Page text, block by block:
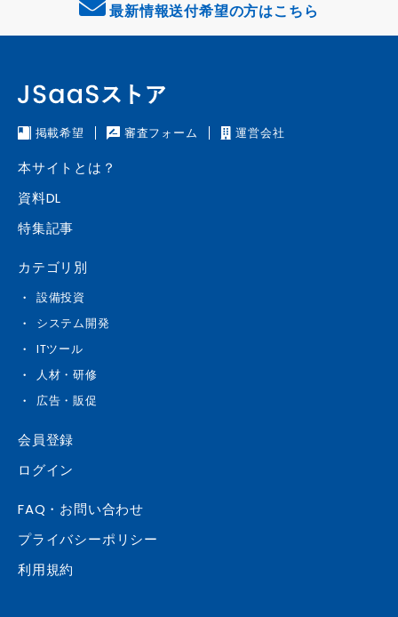
最新情報送付希望の方はこちら
掲載希望 審査フォーム 運営会社
本サイトとは？
資料DL
特集記事
カテゴリ別
設備投資
システム開発
ITツール
人材・研修
広告・販促
会員登録
ログイン
FAQ・お問い合わせ
プライバシーポリシー
利用規約